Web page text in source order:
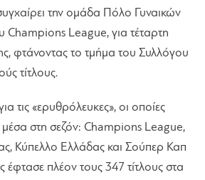
την ομάδα Πόλο Γυναικών
Champions League, για τέταρτη
φτάνοντας το τμήμα του Συλλόγου
τίτλους.
τις «ερυθρόλευκες», οι οποίες
μέσα στη σεζόν: Champions League,
Κύπελλο Ελλάδας και Σούπερ Καπ
πλέον τους 347 τίτλους στα